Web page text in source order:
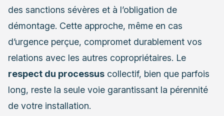
des sanctions sévères et à l’obligation de
démontage. Cette approche, même en cas
d’urgence perçue, compromet durablement vos
relations avec les autres copropriétaires. Le
respect du processus collectif, bien que parfois
long, reste la seule voie garantissant la pérennité
de votre installation.